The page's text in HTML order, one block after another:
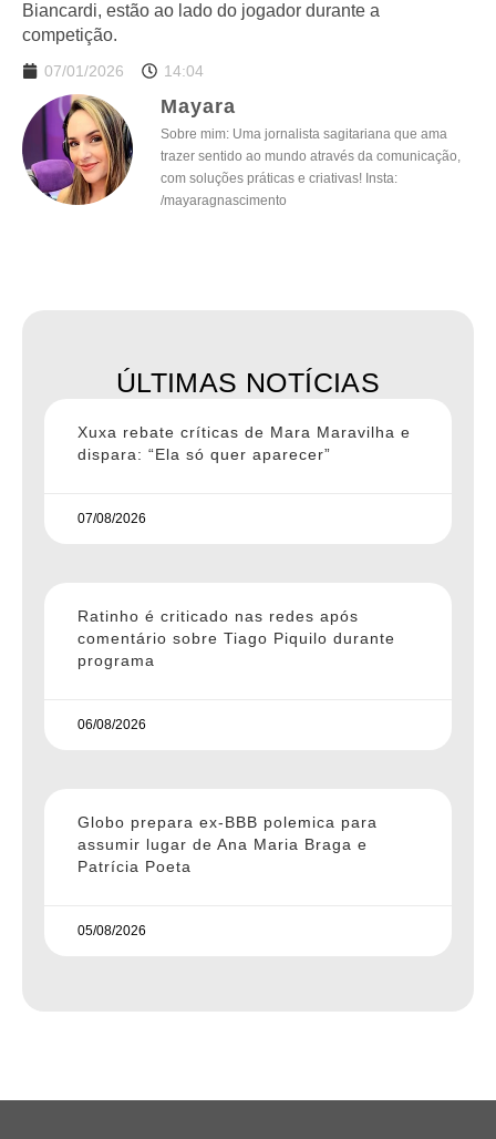
Biancardi, estão ao lado do jogador durante a
competição.
07/01/2026 14:04
Mayara
Sobre mim: Uma jornalista sagitariana que ama
trazer sentido ao mundo através da comunicação,
com soluções práticas e criativas! Insta:
/mayaragnascimento
ÚLTIMAS NOTÍCIAS
Xuxa rebate críticas de Mara Maravilha e
dispara: “Ela só quer aparecer”
07/08/2026
Ratinho é criticado nas redes após
comentário sobre Tiago Piquilo durante
programa
06/08/2026
Globo prepara ex-BBB polemica para
assumir lugar de Ana Maria Braga e
Patrícia Poeta
05/08/2026